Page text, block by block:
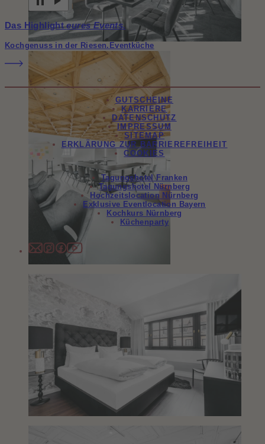
Das Highlighteures Events.
Kochgenuss in der Riesen.Eventküche
GUTSCHEINE
KARRIERE
DATENSCHUTZ
IMPRESSUM
SITEMAP
ERKLÄRUNG ZUR BARRIEREFREIHEIT
COOKIES
Tagungshotel Franken
Tagungshotel Nürnberg
Hochzeitslocation Nürnberg
Exklusive Eventlocation Bayern
Kochkurs Nürnberg
Küchenparty